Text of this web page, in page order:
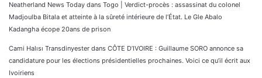
Neatherland News Today dans Togo | Verdict-procès : assassinat du colonel
Madjoulba Bitala et atteinte à la sûreté intérieure de l’État. Le Gle Abalo
Kadangha écope 20ans de prison
Cami Halısı Transdinyester dans CÔTE D’IVOIRE : Guillaume SORO annonce sa
candidature pour les élections présidentielles prochaines. Voici ce qu’il écrit aux
Ivoiriens